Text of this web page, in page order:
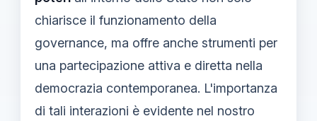
chiarisce il funzionamento della
governance, ma offre anche strumenti per
una partecipazione attiva e diretta nella
democrazia contemporanea. L'importanza
di tali interazioni è evidente nel nostro